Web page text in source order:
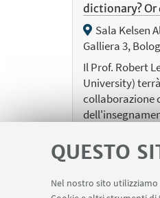
QUESTO
Nel nostro sito
dictionary? Or
Sala Kelsen
Galliera 3,
Il Prof. Robert
University)
collaborazione